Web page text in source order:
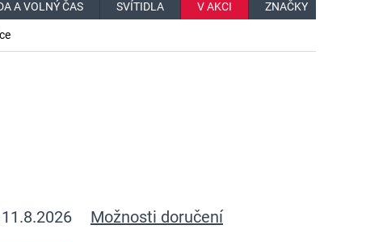
A VOLNÝ ČAS SVÍTIDLA V AKCI ZNAČKY
11.8.2026 Možnosti doručení